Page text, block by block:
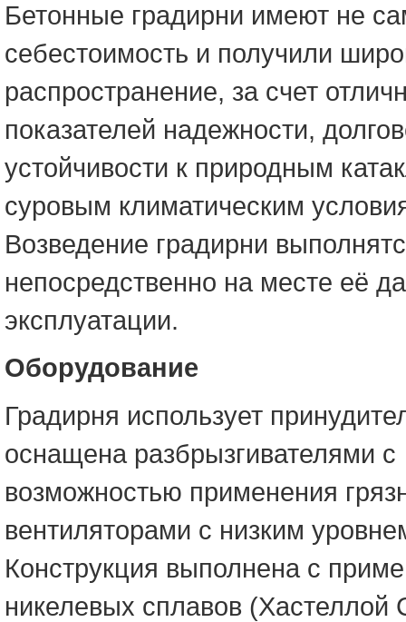
Бетонные градирни имеют не
себестоимость и получили
распространение, за счет
показателей надежности,
устойчивости к природным
суровым климатическим
Возведение градирни
непосредственно на месте её
эксплуатации.
Оборудование
Градирня использует
оснащена разбрызгивателями с
возможностью применения
вентиляторами с низким
Конструкция выполнена с
никелевых сплавов (Хастеллой